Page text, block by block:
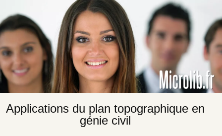
Applications du plan topographique en
génie civil